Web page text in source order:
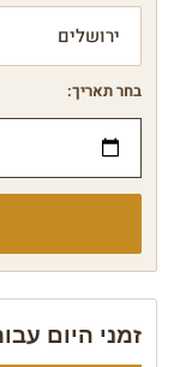
בחר תאריך:
זמני היום עבור